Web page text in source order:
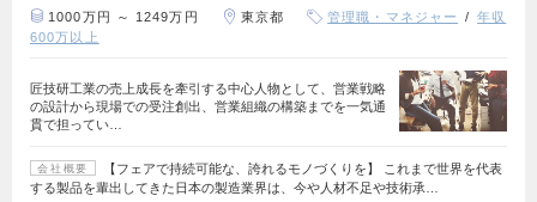
1000万円 ～ 1249万円 東京都 管理職・マネジャー
年収
600万以上
匠技研工業の売上成長を牽引する中心人物として、営業戦略
の設計から現場での受注創出、営業組織の構築までを一気通
貫で担ってい…
会社概要
【フェアで持続可能な、誇れるモノづくりを】 これまで世界を代表
する製品を輩出してきた日本の製造業界は、今や人材不足や技術承…